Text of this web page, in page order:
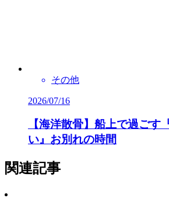
その他
2026/07/16
【海洋散骨】船上で過ごす
い』お別れの時間
関連記事